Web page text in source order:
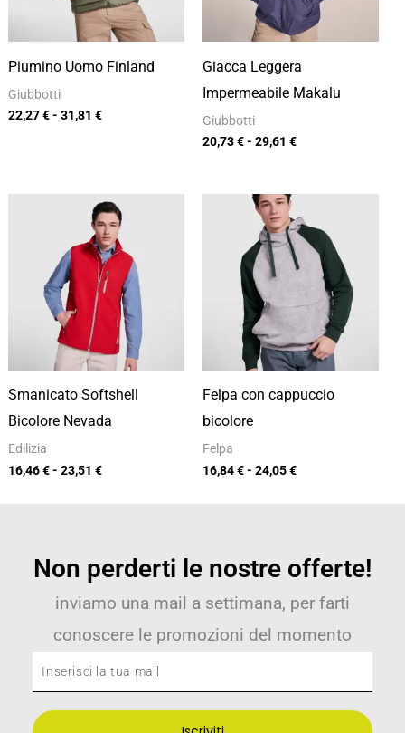
Piumino Uomo Finland
Giubbotti
22,27€- 31,81 €
Giacca Leggera
Impermeabile Makalu
Giubbotti
20,73€- 29,61 €
Smanicato Softshell
Bicolore Nevada
Edilizia
16,46€- 23,51 €
Fascia
di
prezzo:
da
16,46 €
a
23,51 €
Felpa con cappuccio
bicolore
Felpa
16,84€- 24,05€
di
prezzo:
da
16,84 €
24,05 €
Non perderti le nostre offerte!
inviamo una mail a settimana, per farti
conoscere le promozioni del momento
Inserisci
la
tua